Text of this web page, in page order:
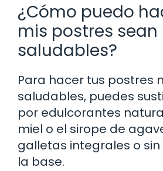
¿Cómo puedo
mis postres
saludables?
Para hacer tus postres
saludables, puedes
por edulcorantes
miel o el sirope de
galletas integrales o
la base.